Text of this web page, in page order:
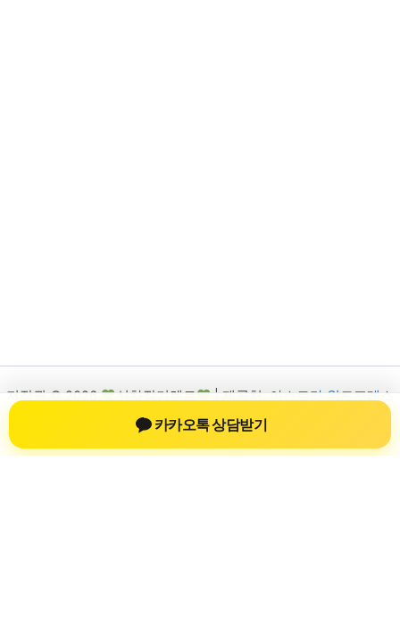
저작권 © 2026 신차장기렌트 | 제공처:
아스트라 워드프레스
테마
카카오톡 상담받기